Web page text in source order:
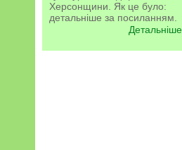
Херсонщини. Як це було:
детальніше за посиланням.
Детальніше